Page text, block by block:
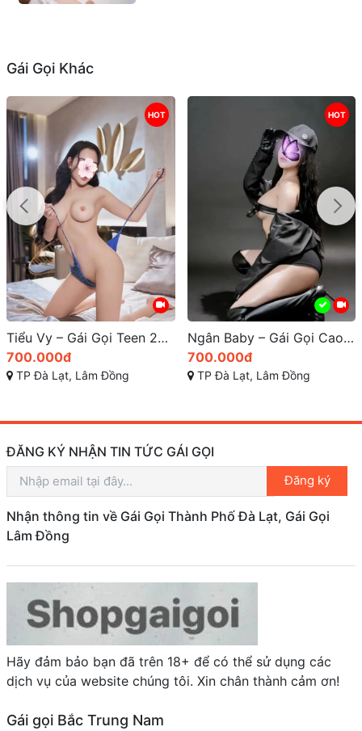
Gái Gọi Khác
HOT
Tiểu Vy – Gái Gọi Teen 2K4 Cao Cấp Đà Lạt: Đẳng Cấp Gái Xinh Body Đẩy Đà và Dịch Vụ Cực Tốt
700.000đ
TP Đà Lạt, Lâm Đồng
HOT
Ngân Baby – Gái Gọi Cao Cấp Đà Lạt: Tuyệt Phẩm Gái Dâm Quyến Rũ Sexxy
700.000đ
TP Đà Lạt, Lâm Đồng
ĐĂNG KÝ NHẬN TIN TỨC GÁI GỌI
Đăng ký
Nhận thông tin về Gái Gọi Thành Phố Đà Lạt, Gái Gọi
Lâm Đồng
Hãy đảm bảo bạn đã trên 18+ để có thể sử dụng các
dịch vụ của website chúng tôi. Xin chân thành cảm ơn!
Gái gọi Bắc Trung Nam